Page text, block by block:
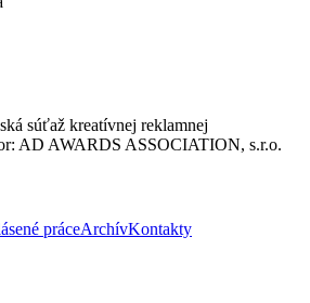
súťaž kreatívnej reklamnej
AD AWARDS ASSOCIATION, s.r.o.
práceArchívKontakty